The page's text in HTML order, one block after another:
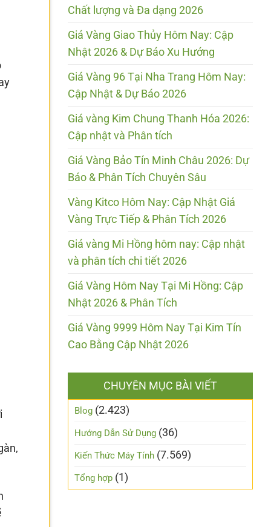
Chất lượng và Đa dạng 2026
Giá Vàng Giao Thủy Hôm Nay: Cập
Nhật 2026 & Dự Báo Xu Hướng
Giá Vàng 96 Tại Nha Trang Hôm Nay:
Cập Nhật & Dự Báo 2026
Giá vàng Kim Chung Thanh Hóa 2026:
Cập nhật và Phân tích
Giá Vàng Bảo Tín Minh Châu 2026: Dự
Báo & Phân Tích Chuyên Sâu
Vàng Kitco Hôm Nay: Cập Nhật Giá
Vàng Trực Tiếp & Phân Tích 2026
Giá vàng Mi Hồng hôm nay: Cập nhật
và phân tích chi tiết 2026
Giá Vàng Hôm Nay Tại Mi Hồng: Cập
Nhật 2026 & Phân Tích
Giá Vàng 9999 Hôm Nay Tại Kim Tín
Cao Bằng Cập Nhật 2026
CHUYÊN MỤC BÀI VIẾT
Blog (2.423)
Hướng Dẫn Sử Dụng (36)
Kiến Thức Máy Tính (7.569)
Tổng hợp (1)